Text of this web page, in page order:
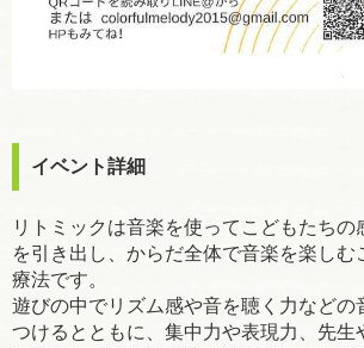
イベント詳細
リトミックは音楽を使ってこどもたちの
を引き出し、からだ全体で音楽を楽しむ
療法です。
遊びの中でリズム感や音を聴く力などの
つけるとともに、集中力や表現力、先生